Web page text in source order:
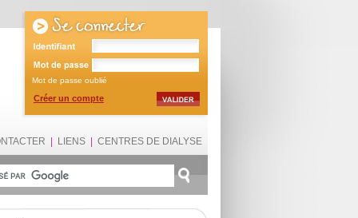
Mot de passe oublié
Créer un compte
LIENS CENTRES DE DIALYSE